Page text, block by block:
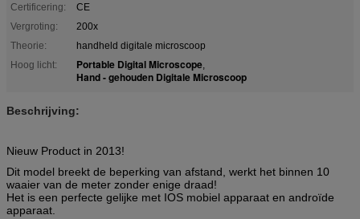
Certificering:
CE
Vergroting:
200x
Theorie:
handheld digitale microscoop
Hoog licht:
Portable Digital Microscope,
Hand - gehouden Digitale Microscoop
Beschrijving:
Nieuw Product in 2013!
Dit model breekt de beperking van afstand, werkt het binnen 10
waaier van de meter zonder enige draad!
Het is een perfecte gelijke met IOS mobiel apparaat en androïde
apparaat.